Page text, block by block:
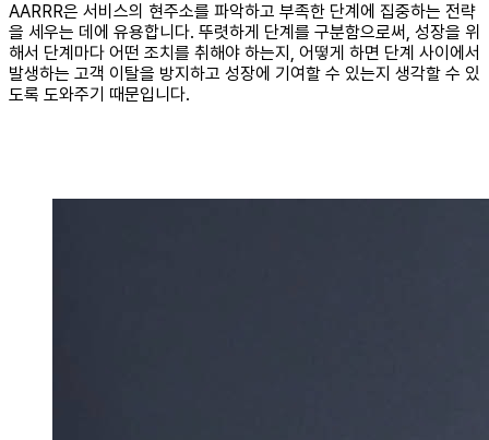
AARRR은 서비스의 현주소를 파악하고 부족한 단계에 집중하는 전략
을 세우는 데에 유용합니다. 뚜렷하게 단계를 구분함으로써, 성장을 위
해서 단계마다 어떤 조치를 취해야 하는지, 어떻게 하면 단계 사이에서
발생하는 고객 이탈을 방지하고 성장에 기여할 수 있는지 생각할 수 있
도록 도와주기 때문입니다.